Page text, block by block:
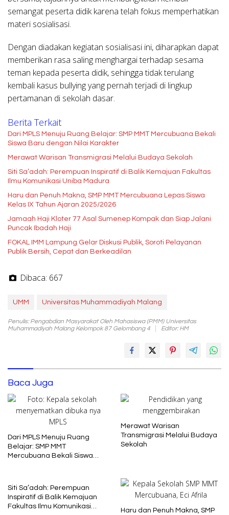
semangat peserta didik karena telah fokus memperhatikan
materi sosialisasi.
Dengan diadakan kegiatan sosialisasi ini, diharapkan dapat
memberikan rasa saling menghargai terhadap sesama
teman kepada peserta didik, sehingga tidak terulang
kembali kasus bullying yang pernah terjadi di lingkup
pertamanan di sekolah dasar.
Berita Terkait
Dari MPLS Menuju Ruang Belajar: SMP MMT Mercubuana Bekali
Siswa Baru dengan Nilai Karakter
Merawat Warisan Transmigrasi Melalui Budaya Sekolah
Siti Sa’adah: Perempuan Inspiratif di Balik Kemajuan Fakultas
Ilmu Komunikasi Uniba Madura
Haru dan Penuh Makna, SMP MMT Mercubuana Lepas Siswa
Kelas IX Tahun Ajaran 2025/2026
Jamaah Haji Kloter 77 Asal Sumenep Kompak dan Siap Jalani
Puncak Ibadah Haji
FOKAL IMM Lampung Gelar Diskusi Publik, Soroti Pelayanan
Publik Bersih, Cepat dan Berkeadilan
Dibaca: 667
UMM Universitas Muhammadiyah Malang
Penulis: Pengabdian Masyarakat Oleh Mahasiswa (PMM) Universitas
Muhammadiyah Malang Kelompok 87 Gelombang 4
Editor: HM
Baca Juga
Dari MPLS Menuju Ruang
Belajar: SMP MMT
Mercubuana Bekali Siswa
Merawat Warisan
Transmigrasi Melalui Budaya
Sekolah
Siti Sa’adah: Perempuan
Inspiratif di Balik Kemajuan
Fakultas Ilmu Komunikasi
Haru dan Penuh Makna, SMP